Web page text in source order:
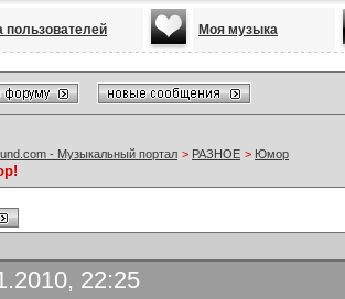
пользователей Моя музыка
- Музыкальный портал > РАЗНОЕ > Юмор
22:25